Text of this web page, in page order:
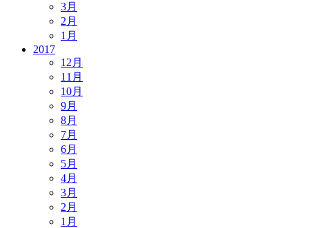
3月
2月
1月
2017
12月
11月
10月
9月
8月
7月
6月
5月
4月
3月
2月
1月